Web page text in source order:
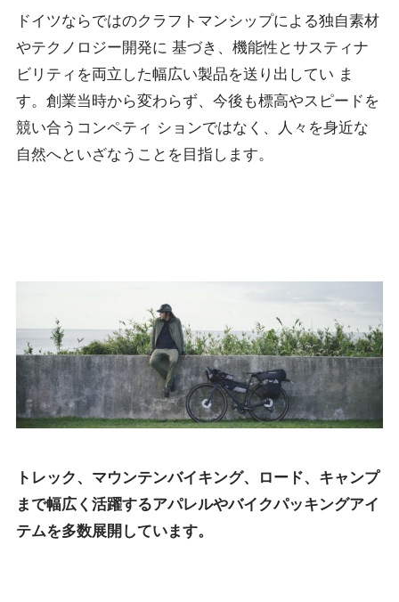
ドイツならではのクラフトマンシップによる独自素材
やテクノロジー開発に 基づき、機能性とサスティナ
ビリティを両立した幅広い製品を送り出してい ま
す。創業当時から変わらず、今後も標高やスピードを
競い合うコンペティ ションではなく、人々を身近な
自然へといざなうことを目指します。
トレック、マウンテンバイキング、ロード、キャンプ
まで幅広く活躍するアパレルやバイクパッキングアイ
テムを多数展開しています。